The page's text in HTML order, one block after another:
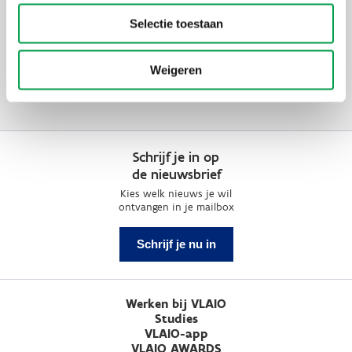
Selectie toestaan
Weigeren
Schrijf je in op
de nieuwsbrief
Kies welk nieuws je wil
ontvangen in je mailbox
Schrijf je nu in
Werken bij VLAIO
Studies
VLAIO-app
VLAIO AWARDS